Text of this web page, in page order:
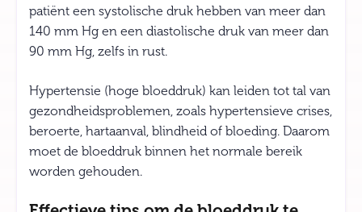
patiënt een systolische druk hebben van meer dan
140 mm Hg en een diastolische druk van meer dan
90 mm Hg, zelfs in rust.
Hypertensie (hoge bloeddruk) kan leiden tot tal van
gezondheidsproblemen, zoals hypertensieve crises,
beroerte, hartaanval, blindheid of bloeding. Daarom
moet de bloeddruk binnen het normale bereik
worden gehouden.